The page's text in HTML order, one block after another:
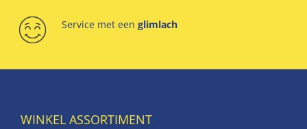
Service met een glimlach
WINKEL ASSORTIMENT